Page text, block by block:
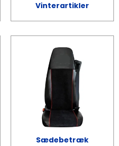
Vinterartikler
Sædebetræk